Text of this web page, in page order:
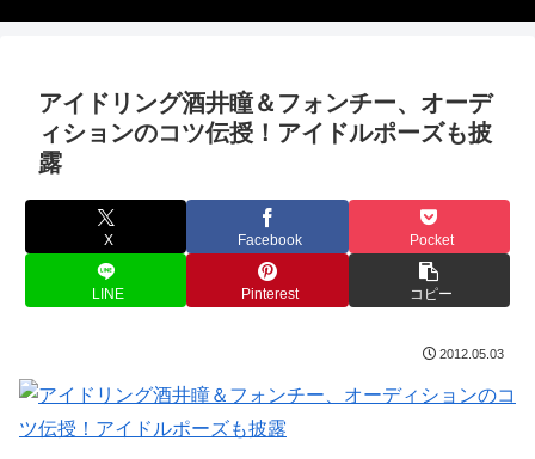
アイドリング酒井瞳＆フォンチー、オーデ
ィションのコツ伝授！アイドルポーズも披
露
X Facebook Pocket
LINE Pinterest コピー
2012.05.03